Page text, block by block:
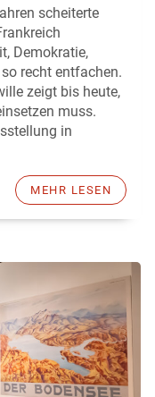
scheiterte
Demokratie,
recht entfachen.
zeigt bis heute,
muss.
in
MEHR LESEN